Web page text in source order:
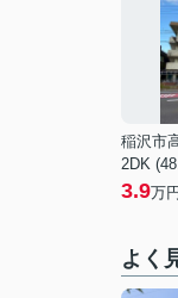
稲沢市
2DK
3.9万円
よく